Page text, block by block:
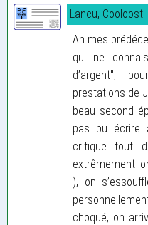
Lancu, Cooloost
Ah mes
qui ne
d’argent",
prestations de
beau second
pas pu écrire
critique tout
extrêmement
), on
choqué, on